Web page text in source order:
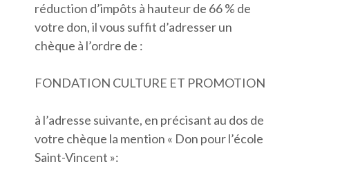
réduction d’impôts à hauteur de 66 % de
votre don, il vous suffit d’adresser un
chèque à l’ordre de :
FONDATION CULTURE ET PROMOTION
à l’adresse suivante, en précisant au dos de
votre chèque la mention « Don pour l’école
Saint-Vincent »: